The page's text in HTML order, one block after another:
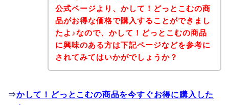
公式ページより、かして！どっとこむの商
品がお得な価格で購入することができまし
たよ♪なので、かして！どっとこむの商品
に興味のある方は下記ページなどを参考に
されてみてはいかがでしょうか？
⇒かして！どっとこむの商品を今すぐお得に購入した